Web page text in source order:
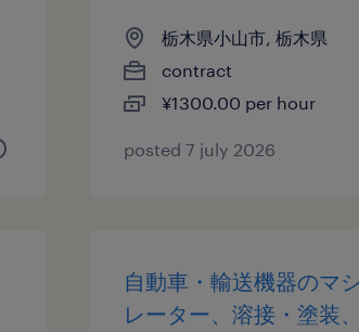
栃木県小山市, 栃木県
contract
¥1300.00 per hour
posted 7 july 2026
自動車・輸送機器のマ
レーター、溶接・塗装